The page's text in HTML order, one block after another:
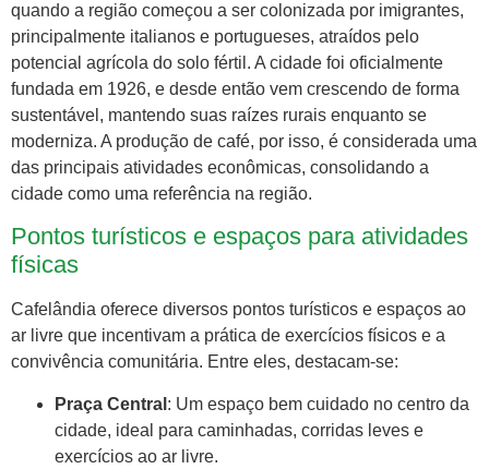
quando a região começou a ser colonizada por imigrantes,
principalmente italianos e portugueses, atraídos pelo
potencial agrícola do solo fértil. A cidade foi oficialmente
fundada em 1926, e desde então vem crescendo de forma
sustentável, mantendo suas raízes rurais enquanto se
moderniza. A produção de café, por isso, é considerada uma
das principais atividades econômicas, consolidando a
cidade como uma referência na região.
Pontos turísticos e espaços para atividades
físicas
Cafelândia oferece diversos pontos turísticos e espaços ao
ar livre que incentivam a prática de exercícios físicos e a
convivência comunitária. Entre eles, destacam-se:
Praça Central : Um espaço bem cuidado no centro da
cidade, ideal para caminhadas, corridas leves e
exercícios ao ar livre.